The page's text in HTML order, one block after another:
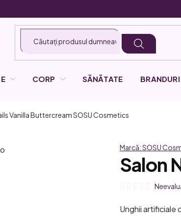
CORP SĂNĂTATE BRANDURI
Vanilla ButtercreamSOSU Cosmetics
Marcă:SOSU
Salon
a
Unghii artificiale